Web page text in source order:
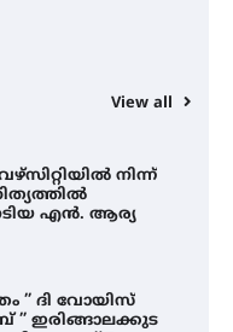
View all
” ദി വോയിസ്
” ഇരിങ്ങാലക്കുട
ആഗസ്റ്റ് 7
ചെയ്യുന്നു
കോളജ്